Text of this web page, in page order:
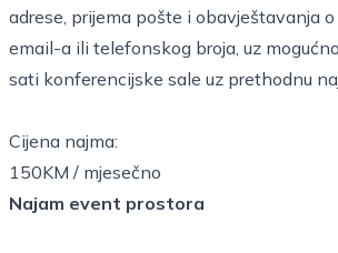
adrese, prijema pošte i obavještavanja
email-a ili telefonskog broja, uz
sati konferencijske sale uz prethodnu
Cijena najma:
150KM / mjesečno
Najam event prostora